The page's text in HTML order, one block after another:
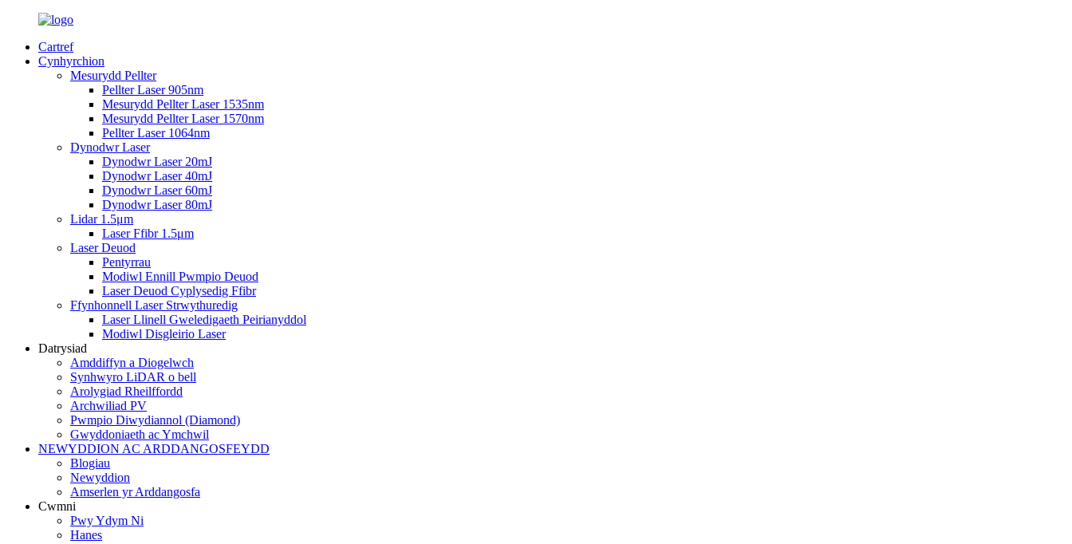
Cartref
Cynhyrchion
Mesurydd Pellter
Pellter Laser 905nm
Mesurydd Pellter Laser 1535nm
Mesurydd Pellter Laser 1570nm
Pellter Laser 1064nm
Dynodwr Laser
Dynodwr Laser 20mJ
Dynodwr Laser 40mJ
Dynodwr Laser 60mJ
Dynodwr Laser 80mJ
Lidar 1.5μm
Laser Ffibr 1.5μm
Laser Deuod
Pentyrrau
Modiwl Ennill Pwmpio Deuod
Laser Deuod Cyplysedig Ffibr
Ffynhonnell Laser Strwythuredig
Laser Llinell Gweledigaeth Peirianyddol
Modiwl Disgleirio Laser
Datrysiad
Amddiffyn a Diogelwch
Synhwyro LiDAR o bell
Arolygiad Rheilffordd
Archwiliad PV
Pwmpio Diwydiannol (Diamond)
Gwyddoniaeth ac Ymchwil
NEWYDDION AC ARDDANGOSFEYDD
Blogiau
Newyddion
Amserlen yr Arddangosfa
Cwmni
Pwy Ydym Ni
Hanes